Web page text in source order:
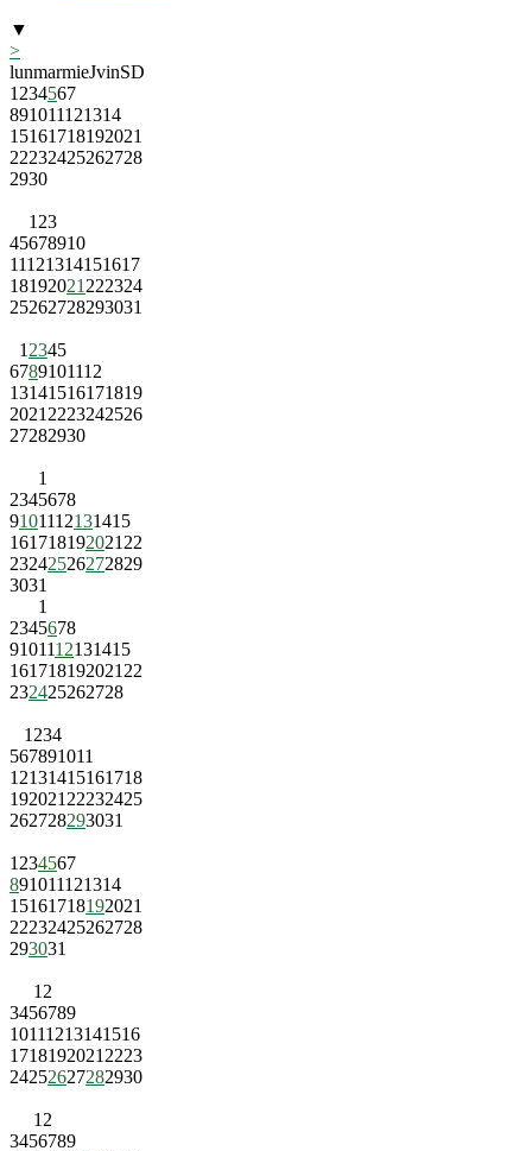
▼
>
lunmarmieJvinSD
1 234567
891011121314
15161718192021
22232425262728
2930
1 23
45678910
11121314151617
18192021 222324
25262728293031
1 2345
6789101112
13141516171819
2021 2223242526
27282930
1
2345678
9101112131415
161718192021 22
23242526272829
3031
1
2345678
9101112131415
161718192021 22
232425262728
1 234
567891011
12131415161718
192021 22232425
262728293031
1 234567
891011121314
15161718192021
22232425262728
293031
1 2
3456789
10111213141516
1718192021 2223
24252627282930
1 2
3456789